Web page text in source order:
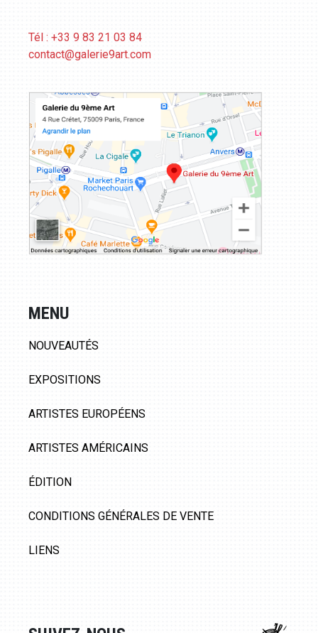
Tél : +33 9 83 21 03 84
contact@galerie9art.com
MENU
NOUVEAUTÉS
EXPOSITIONS
ARTISTES EUROPÉENS
ARTISTES AMÉRICAINS
ÉDITION
CONDITIONS GÉNÉRALES DE VENTE
LIENS